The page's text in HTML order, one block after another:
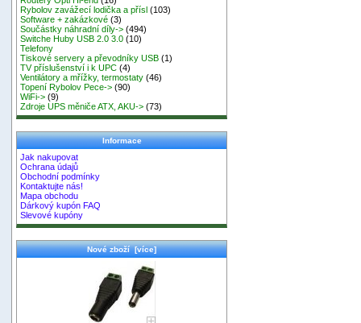
Rybolov zavážecí lodička a přísl (103)
Software + zakázkové (3)
Součástky náhradní díly-> (494)
Switche Huby USB 2.0 3.0 (10)
Telefony
Tiskové servery a převodníky USB (1)
TV příslušenství i k UPC (4)
Ventilátory a mřížky, termostaty (46)
Topení Rybolov Pece-> (90)
WiFi-> (9)
Zdroje UPS měniče ATX, AKU-> (73)
Informace
Jak nakupovat
Ochrana údajů
Obchodní podmínky
Kontaktujte nás!
Mapa obchodu
Dárkový kupón FAQ
Slevové kupóny
Nové zboží [více]